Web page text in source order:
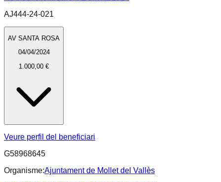
AJ444-24-021
AV SANTA ROSA
04/04/2024
1.000,00 €
Veure perfil del beneficiari
G58968645
Organisme:Ajuntament de Mollet del Vallès